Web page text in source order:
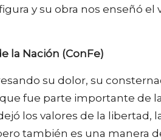
y su obra nos enseñó el
la Nación (ConFe)
su dolor, su
fue parte importante de
los valores de la libertad,
también es una manera